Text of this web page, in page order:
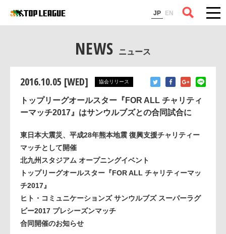
JP EN
コラム
NEWS ニュース
2016.10.05 [WED] 協会リリース
トップリーグオールスター『FOR ALL チャリティ
ーマッチ2017』はサンウルブズとの合同試合に
東日本大震災、平成28年熊本地震 復興支援チャリティー
マッチとして開催
北九州スタジアム オープニングイベント
トップリーグオールスター『FOR ALL チャリティーマッ
チ2017』
ヒト・コミュニケーションズ サンウルブズ スーパーラグ
ビー2017 プレシーズンマッチ
合同開催のお知らせ